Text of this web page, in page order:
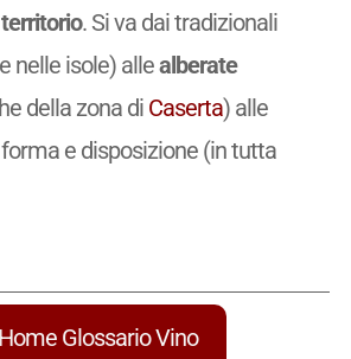
territorio. Si va dai tradizionali
nelle isole) allealberate
della zona di Caserta) alle
e disposizione (in tutta
Glossario Vino